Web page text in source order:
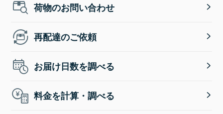
荷物のお問い合わせ
再配達のご依頼
お届け日数を調べる
料金を計算・調べる